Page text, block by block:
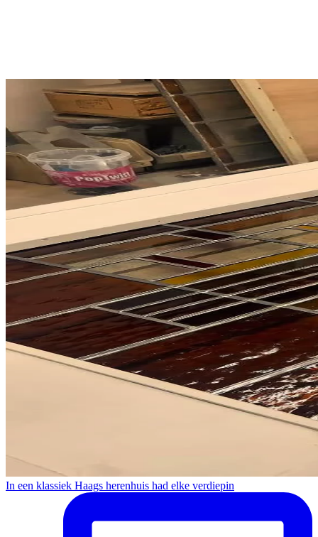
In een klassiek Haags herenhuis had elke verdiepin